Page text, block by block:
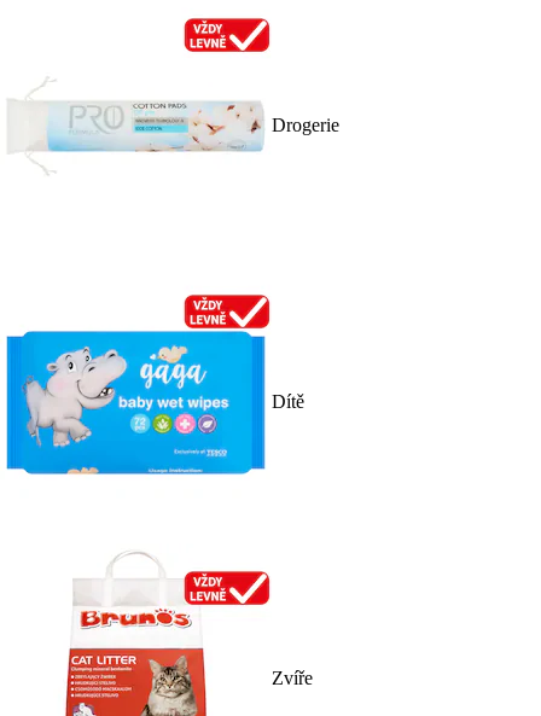
Drogerie
Dítě
Zvíře